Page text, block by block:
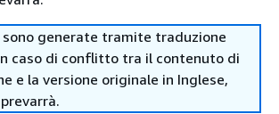
generate tramite traduzione
caso di conflitto tra il contenuto di
e la versione originale in Inglese,